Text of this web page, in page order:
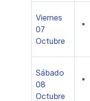
Viernes
07
Octubre
Sábado
08
Octubre